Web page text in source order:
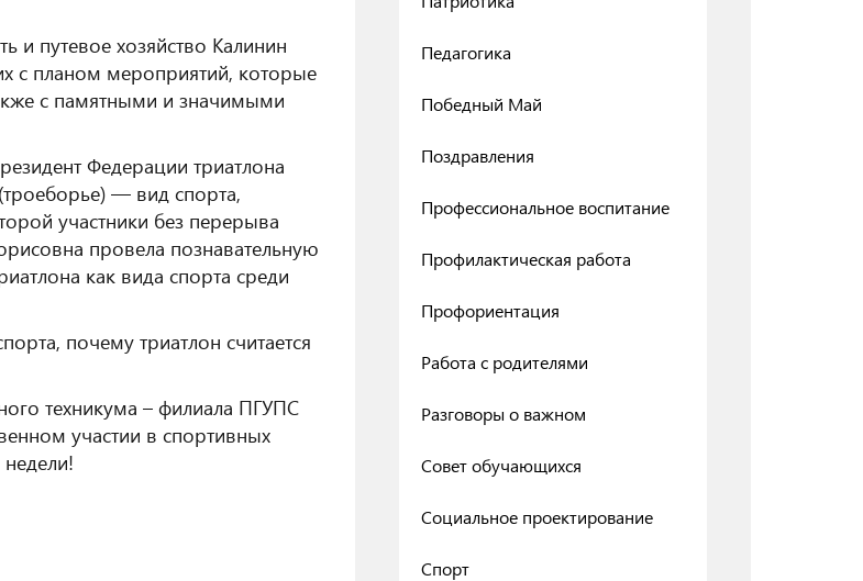
и путевое хозяйство Калинин
с планом мероприятий, которые
с памятными и значимыми
Федерации триатлона
— вид спорта,
участники без перерыва
провела познавательную
как вида спорта среди
почему триатлон считается
техникума – филиала ПГУПС
участии в спортивных
Педагогика
Победный Май
Поздравления
Профессиональное воспитание
Профилактическая работа
Профориентация
Работа с родителями
Разговоры о важном
Совет обучающихся
Социальное проектирование
Спорт